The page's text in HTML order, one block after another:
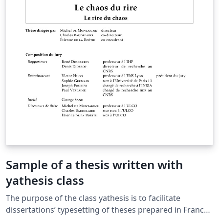
Sample of a thesis written with
yathesis class
The purpose of the class yathesis is to facilitate
dissertations’ typesetting of theses prepared in France,